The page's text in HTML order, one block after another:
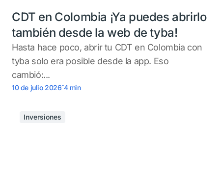
CDT en Colombia ¡Ya puedes abrirlo
también desde la web de tyba!
Hasta hace poco, abrir tu CDT en Colombia con
tyba solo era posible desde la app. Eso
cambió:...
10 de julio 2026.4 min
Inversiones